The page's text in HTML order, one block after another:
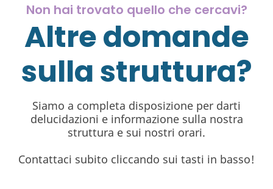
Non hai trovato quello che cercavi?
Altre domande
sulla struttura?
Siamo a completa disposizione per darti
delucidazioni e informazione sulla nostra
struttura e sui nostri orari.
Contattaci subito cliccando sui tasti in basso!